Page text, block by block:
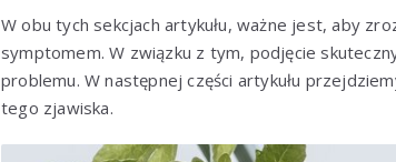
W obu tych sekcjach artykułu, ważne jest, aby
symptomem. W związku z tym, podjęcie
problemu. W następnej części artykułu
tego zjawiska.